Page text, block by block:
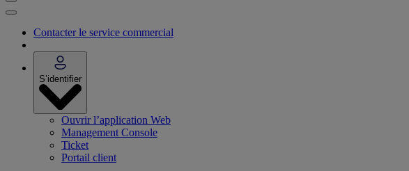
Contacter le service commercial
S’identifier
Ouvrir l’application Web
Management Console
Ticket
Portail client